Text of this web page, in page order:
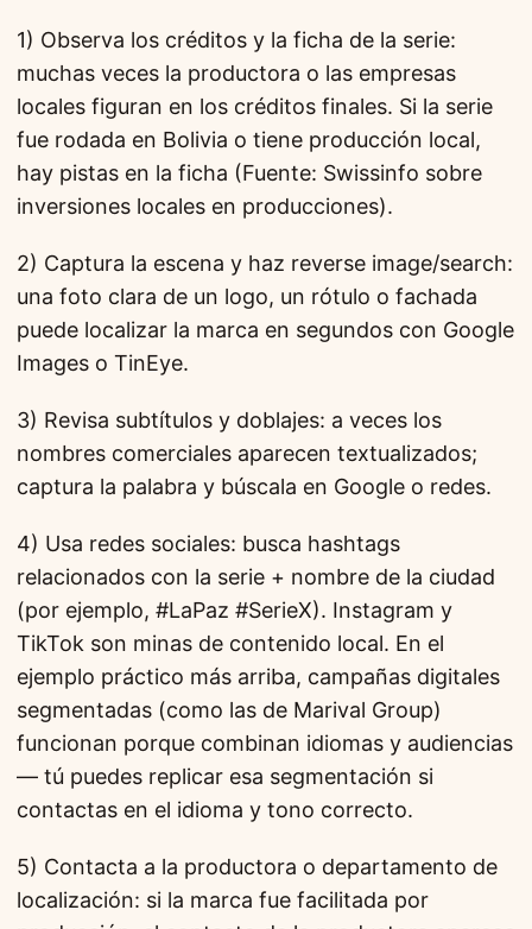
1) Observa los créditos y la ficha de la serie:
muchas veces la productora o las empresas
locales figuran en los créditos finales. Si la serie
fue rodada en Bolivia o tiene producción local,
hay pistas en la ficha (Fuente: Swissinfo sobre
inversiones locales en producciones).
2) Captura la escena y haz reverse image/search:
una foto clara de un logo, un rótulo o fachada
puede localizar la marca en segundos con Google
Images o TinEye.
3) Revisa subtítulos y doblajes: a veces los
nombres comerciales aparecen textualizados;
captura la palabra y búscala en Google o redes.
4) Usa redes sociales: busca hashtags
relacionados con la serie + nombre de la ciudad
(por ejemplo, #LaPaz #SerieX). Instagram y
TikTok son minas de contenido local. En el
ejemplo práctico más arriba, campañas digitales
segmentadas (como las de Marival Group)
funcionan porque combinan idiomas y audiencias
— tú puedes replicar esa segmentación si
contactas en el idioma y tono correcto.
5) Contacta a la productora o departamento de
localización: si la marca fue facilitada por